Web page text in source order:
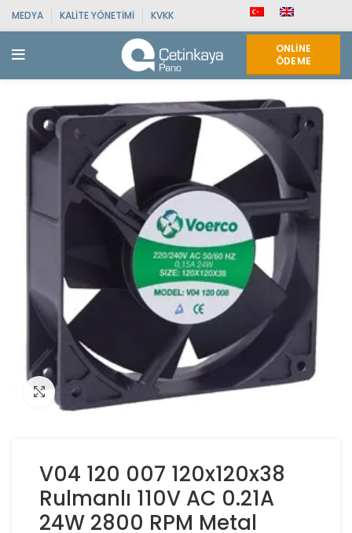
MEDYA KALITE YÖNETIMI KVKK
ONLINE
ÖDEME
Click to enlarge
V04 120 007 120x120x38
Rulmanlı 110V AC 0.21A
24W 2800 RPM Metal